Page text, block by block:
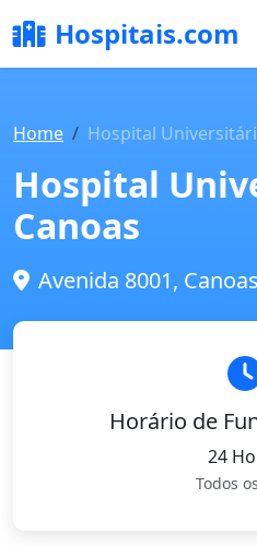
Hospitais.com
Home Hospital
Hospital
Canoas
Avenida 8001,
Horário de
24
Todos